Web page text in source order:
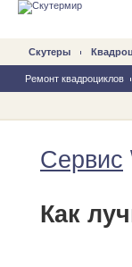
Скутеры
Ремонт квадроциклов
Сервис
Как